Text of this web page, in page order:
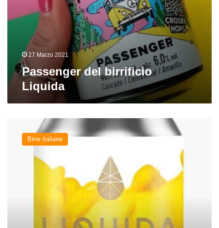
27 Marzo 2021
Passenger del birrificio
Liquida
Birre italiane